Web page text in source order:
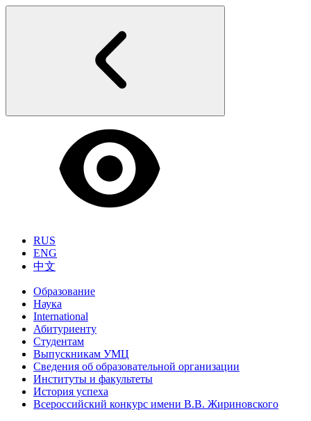
RUS
ENG
中文
Образование
Наука
International
Абитуриенту
Студентам
Выпускникам УМЦ
Сведения об образовательной организации
Институты и факультеты
История успеха
Всероссийский конкурс имени В.В. Жириновского